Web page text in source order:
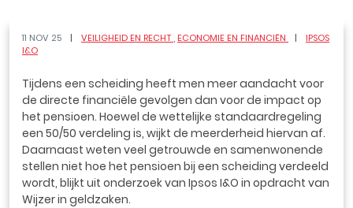
11 NOV 25 VEILIGHEID EN RECHT ECONOMIE EN FINANCIËN
IPSOS
I&O
Tijdens een scheiding heeft men meer aandacht voor
de directe financiële gevolgen dan voor de impact op
het pensioen. Hoewel de wettelijke standaardregeling
een 50/50 verdeling is, wijkt de meerderheid hiervan af.
Daarnaast weten veel getrouwde en samenwonende
stellen niet hoe het pensioen bij een scheiding verdeeld
wordt, blijkt uit onderzoek van Ipsos I&O in opdracht van
Wijzer in geldzaken.